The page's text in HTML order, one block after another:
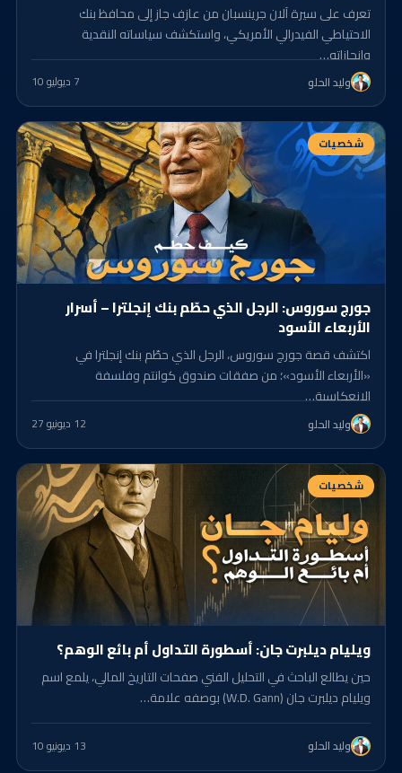
تعرف على سيرة آلان جرينسبان من عازف جاز إلى محافظ بنك
الاحتياطي الفيدرالي الأمريكي، واستكشف سياساته النقدية
وإنجازاته…
وليد الحلو 7 د يوليو 10
شخصيات
جورج سوروس: الرجل الذي حطّم بنك إنجلترا – أسرار
الأربعاء الأسود
اكتشف قصة جورج سوروس، الرجل الذي حطّم بنك إنجلترا في
«الأربعاء الأسود»؛ من صفقات صندوق كوانتم وفلسفة
الانعكاسية…
وليد الحلو 12 د يونيو 27
شخصيات
ويليام ديلبرت جان: أسطورة التداول أم بائع الوهم؟
حين يطالع الباحث في التحليل الفني صفحات التاريخ المالي، يلمع اسم
ويليام ديلبرت جان (W.D. Gann) بوصفه علامة…
وليد الحلو 13 د يونيو 10